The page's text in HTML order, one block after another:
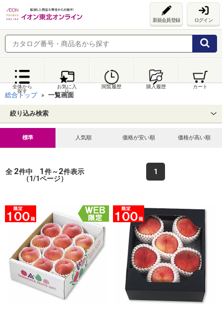
新規会員登録 ログイン
全体から
探す
お気に入
り
閲覧履歴 購入履歴 カート
総合トップ 一覧画面
絞り込み検索
標準 人気順 価格が安い順 価格が高い順
全 2件中 1件～2件表示
（1/1ページ）
1